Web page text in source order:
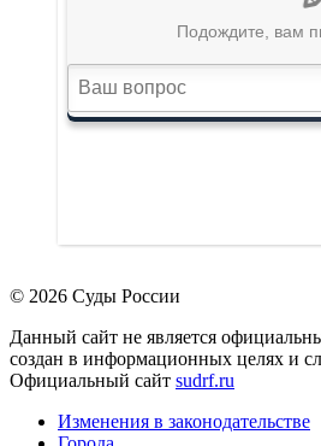
© 2026 Суды России
Данный сайт не является
создан в информационных целях и
Официальный сайт sudrf.ru
Изменения в законодательстве